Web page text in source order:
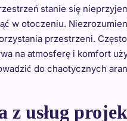
stanie się
w otoczeniu.
przestrzeni.
na atmosferę i komfort
do chaotycznych
z usług